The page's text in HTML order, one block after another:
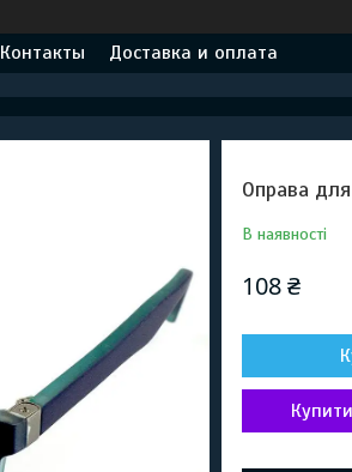
Контакты Доставка и оплата
Оправа
В наявності
108 ₴